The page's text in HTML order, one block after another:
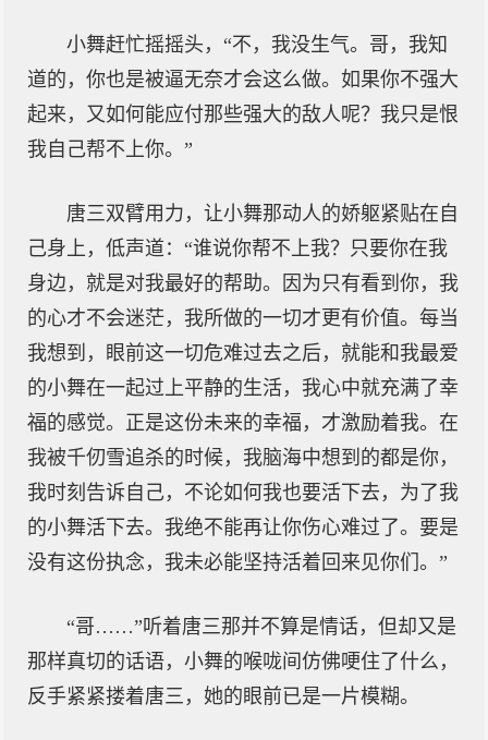
小舞赶忙摇摇头，“不，我没生气。哥，我知
道的，你也是被逼无奈才会这么做。如果你不强大
起来，又如何能应付那些强大的敌人呢？我只是恨
我自己帮不上你。”
唐三双臂用力，让小舞那动人的娇躯紧贴在自
己身上，低声道：“谁说你帮不上我？只要你在我
身边，就是对我最好的帮助。因为只有看到你，我
的心才不会迷茫，我所做的一切才更有价值。每当
我想到，眼前这一切危难过去之后，就能和我最爱
的小舞在一起过上平静的生活，我心中就充满了幸
福的感觉。正是这份未来的幸福，才激励着我。在
我被千仞雪追杀的时候，我脑海中想到的都是你，
我时刻告诉自己，不论如何我也要活下去，为了我
的小舞活下去。我绝不能再让你伤心难过了。要是
没有这份执念，我未必能坚持活着回来见你们。”
“哥……”听着唐三那并不算是情话，但却又是
那样真切的话语，小舞的喉咙间仿佛哽住了什么，
反手紧紧搂着唐三，她的眼前已是一片模糊。